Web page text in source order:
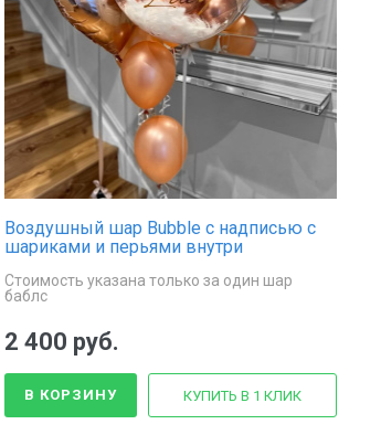
Воздушный шар Bubble с надписью с
шариками и перьями внутри
Стоимость указана только за один шар
баблс
2 400 руб.
В КОРЗИНУ КУПИТЬ В 1 КЛИК